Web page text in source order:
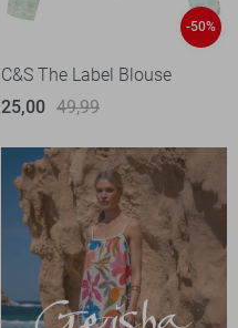
-50%
C&S The Label Blouse
25,00 49,99